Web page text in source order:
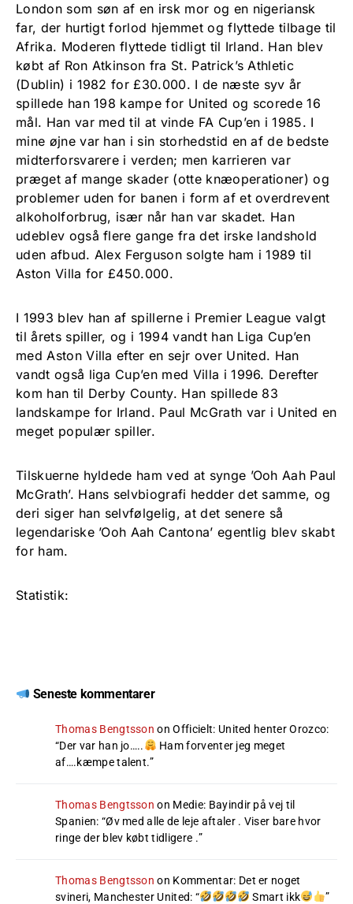
London som søn af en irsk mor og en nigeriansk
far, der hurtigt forlod hjemmet og flyttede tilbage til
Afrika. Moderen flyttede tidligt til Irland. Han blev
købt af Ron Atkinson fra St. Patrick’s Athletic
(Dublin) i 1982 for £30.000. I de næste syv år
spillede han 198 kampe for United og scorede 16
mål. Han var med til at vinde FA Cup’en i 1985. I
mine øjne var han i sin storhedstid en af de bedste
midterforsvarere i verden; men karrieren var
præget af mange skader (otte knæoperationer) og
problemer uden for banen i form af et overdrevent
alkoholforbrug, især når han var skadet. Han
udeblev også flere gange fra det irske landshold
uden afbud. Alex Ferguson solgte ham i 1989 til
Aston Villa for £450.000.
I 1993 blev han af spillerne i Premier League valgt
til årets spiller, og i 1994 vandt han Liga Cup’en
med Aston Villa efter en sejr over United. Han
vandt også liga Cup’en med Villa i 1996. Derefter
kom han til Derby County. Han spillede 83
landskampe for Irland. Paul McGrath var i United en
meget populær spiller.
Tilskuerne hyldede ham ved at synge ’Ooh Aah Paul
McGrath’. Hans selvbiografi hedder det samme, og
deri siger han selvfølgelig, at det senere så
legendariske ’Ooh Aah Cantona’ egentlig blev skabt
for ham.
Statistik:
Seneste kommentarer
Thomas Bengtsson onOfficielt: United henter Orozco:
“Der var han jo…..
Ham forventer jeg meget
af….kæmpe talent.”
Thomas Bengtsson on Medie: Bayindir på vej til
Spanien: “Øv med alle de leje aftaler . Viser bare hvor
ringe der blev købt tidligere .”
Thomas Bengtsson on Kommentar: Det er noget
svineri, Manchester United: “ Smart ikk ”